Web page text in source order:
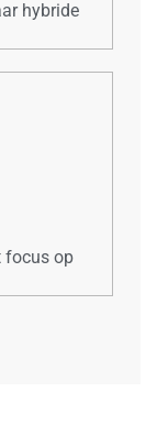
hybride
focus op